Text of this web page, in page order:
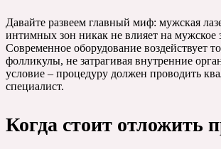
Давайте развеем главный миф: мужская
интимных зон никак не влияет на мужское
Современное оборудование воздействует
фолликулы, не затрагивая внутренние
условие – процедуру должен проводить
специалист.
Когда стоит отложить